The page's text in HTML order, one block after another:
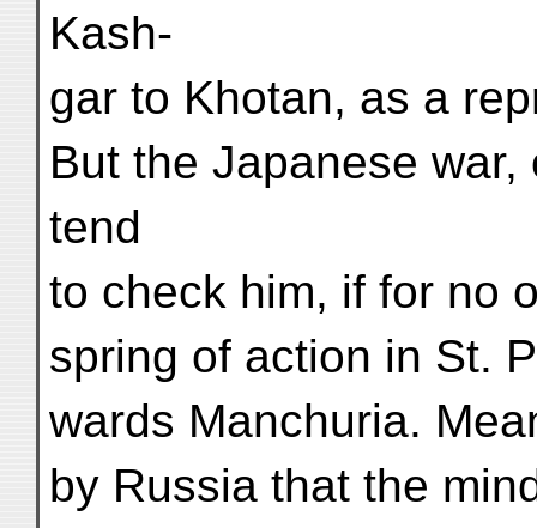
Kash-
gar to Khotan, as a
But the Japanese
tend
to check him, if for no
spring of action in St.
wards Manchuria.
by Russia that the